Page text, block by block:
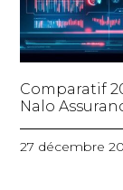
Comparatif
Nalo
27 décembre